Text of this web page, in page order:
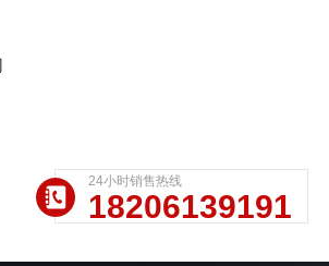
24小时销售热线
18206139191